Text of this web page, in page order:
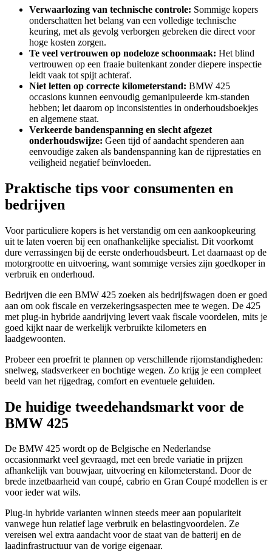
Verwaarlozing van technische controle: Sommige kopers
onderschatten het belang van een volledige technische
keuring, met als gevolg verborgen gebreken die direct voor
hoge kosten zorgen.
Te veel vertrouwen op nodeloze schoonmaak: Het blind
vertrouwen op een fraaie buitenkant zonder diepere inspectie
leidt vaak tot spijt achteraf.
Niet letten op correcte kilometerstand: BMW 425
occasions kunnen eenvoudig gemanipuleerde km-standen
hebben; let daarom op inconsistenties in onderhoudsboekjes
en algemene staat.
Verkeerde bandenspanning en slecht afgezet
onderhoudswijze: Geen tijd of aandacht spenderen aan
eenvoudige zaken als bandenspanning kan de rijprestaties en
veiligheid negatief beïnvloeden.
Praktische tips voor consumenten en
bedrijven
Voor particuliere kopers is het verstandig om een aankoopkeuring
uit te laten voeren bij een onafhankelijke specialist. Dit voorkomt
dure verrassingen bij de eerste onderhoudsbeurt. Let daarnaast op de
motorgrootte en uitvoering, want sommige versies zijn goedkoper in
verbruik en onderhoud.
Bedrijven die een BMW 425 zoeken als bedrijfswagen doen er goed
aan om ook fiscale en verzekeringsaspecten mee te wegen. De 425
met plug-in hybride aandrijving levert vaak fiscale voordelen, mits je
goed kijkt naar de werkelijk verbruikte kilometers en
laadgewoonten.
Probeer een proefrit te plannen op verschillende rijomstandigheden:
snelweg, stadsverkeer en bochtige wegen. Zo krijg je een compleet
beeld van het rijgedrag, comfort en eventuele geluiden.
De huidige tweedehandsmarkt voor de
BMW 425
De BMW 425 wordt op de Belgische en Nederlandse
occasionmarkt veel gevraagd, met een brede variatie in prijzen
afhankelijk van bouwjaar, uitvoering en kilometerstand. Door de
brede inzetbaarheid van coupé, cabrio en Gran Coupé modellen is er
voor ieder wat wils.
Plug-in hybride varianten winnen steeds meer aan populariteit
vanwege hun relatief lage verbruik en belastingvoordelen. Ze
vereisen wel extra aandacht voor de staat van de batterij en de
laadinfrastructuur van de vorige eigenaar.